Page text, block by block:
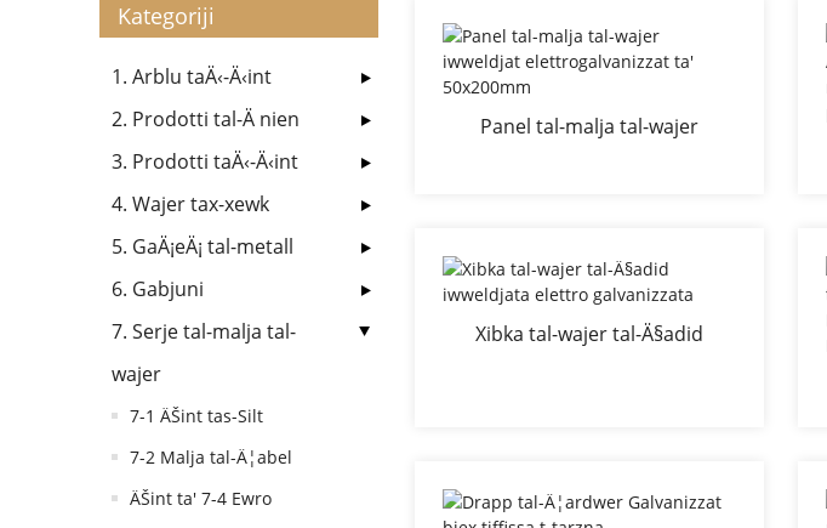
Kategoriji
1. Arblu taÄ‹-Ä‹int
2. Prodotti tal-Ä nien
3. Prodotti taÄ‹-Ä‹int
4. Wajer tax-xewk
5. GaÄ¡eÄ¡ tal-metall
6. Gabjuni
7. Serje tal-malja tal-
wajer
7-1 ÄŠint tas-Silt
7-2 Malja tal-Ä¦abel
ÄŠint ta' 7-4 Ewro
Panel tal-malja tal-wajer
Xibka tal-wajer tal-Ä§adid